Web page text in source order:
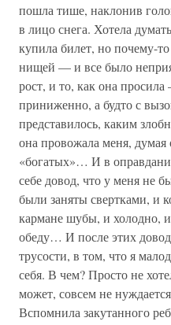
пошла тише, наклонив
в лицо снега. Хотела
купила билет, но почему-
нищей — и все было
рост, и то, как она
приниженно, а будто с
представилось, каким
она провожала меня,
«богатых»… И в
себе довод, что у меня не
были заняты свертками, и
кармане шубы, и холодно,
обеду… И после этих
трусости, в том, что я
себя. В чем? Просто не
может, совсем не
Вспомнила закутанного